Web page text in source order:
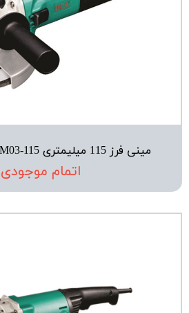
مینی فرز 115 میلیمتری ASM03-115 دی سی ای
اتمام موجودی